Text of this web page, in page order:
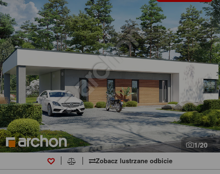
1/20
Zobacz lustrzane odbicie